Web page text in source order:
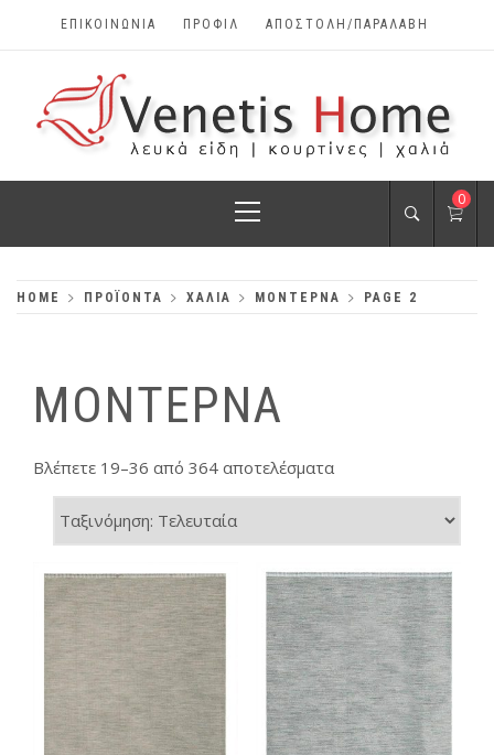
ΕΠΙΚΟΙΝΩΝΊΑ ΠΡΟΦΊΛ ΑΠΟΣΤΟΛΗ/ΠΑΡΑΛΑΒΗ
VENETIS HOME
ΧΑΛΙΆ, ΛΕΥΚΆ
Menu
0
HOME ΠΡΟΪΌΝΤΑ ΧΑΛΙΑ ΜΟΝΤΕΡΝΑ PAGE 2
ΜΟΝΤΕΡΝΑ
Βλέπετε 19–36 από 364 αποτελέσματα